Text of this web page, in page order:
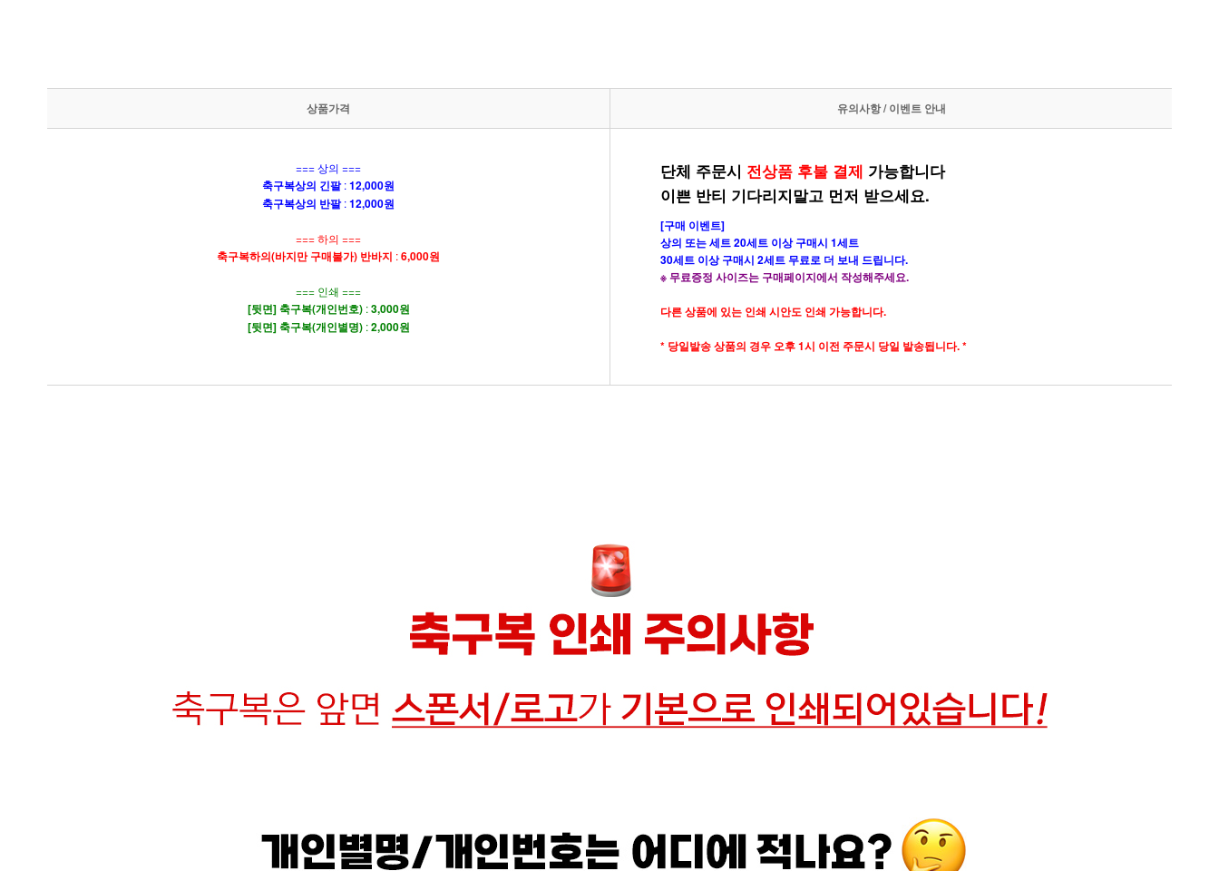
상품가격 유의사항 / 이벤트 안내
=== 상의 ===
축구복상의 긴팔:12,000원
축구복상의 반팔:12,000원
=== 하의 ===
축구복하의(바지만 구매불가) 반바지 :6,000원
=== 인쇄 ===
[뒷면] 축구복(개인번호):3,000원
[뒷면] 축구복(개인별명):2,000원
단체 주문시 전상품 후불 결제 가능합니다
이쁜 반티 기다리지말고 먼저 받으세요.
[구매 이벤트]
상의 또는 세트 20세트 이상 구매시 1세트
30세트 이상 구매시 2세트 무료로 더 보내 드립니다.
※ 무료증정 사이즈는 구매페이지에서 작성해주세요.
다른 상품에 있는 인쇄 시안도 인쇄 가능합니다.
* 당일발송 상품의 경우 오후 1시 이전 주문시 당일 발송됩니다. *